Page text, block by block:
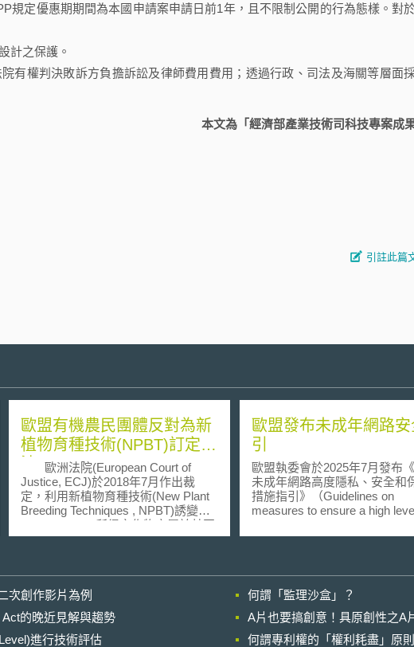
規定優惠期期間為本國申請案申請日前1年，且不限制公開的行為態樣。對
計之保護。
有權判決敗訴方負擔訴訟及律師費用費用；透過行政、司法及海關等層面
本文為「經濟部產業技術司科技專案成果
引註此篇
歐盟有機農民團體反對為新
植物育種技術(NPBT)訂定新
歐洲法院(European Court of
Justice, ECJ)於2018年7月作出裁
定，利用新植物育種技術(New Plant
Breeding Techniques , NPBT)誘變
(mutagenesis)所得之作物亦屬於基因
改造生物(genetically modified
涉及外源基因添加的新植物育種技
術，是否應視為基因改造生物，並需
獨立於添加外源基因之基因改造生物
另制定框架，對此引發了強烈的討
歐盟發布未成年網路安
引
歐盟執委會於2025年7月發布
未成年網路高度隱私、安全和
措施指引》（Guidelines on
measures to ensure a high
minors online，下稱指引），
取適當措施確保未成年人享有
私及安全保障，且不應迫使數
提供者為評估使用者是否為未
而處理額外的個人資料，前述
次創作影片為例
何謂「監理沙盒」？
的晚近見解與趨勢
A片也要搞創意！具原創性之A
進行技術評估
何謂專利權的「權利耗盡」原